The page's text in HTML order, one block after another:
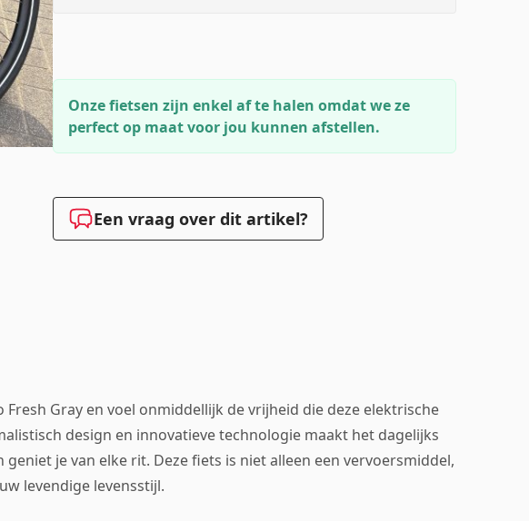
Onze fietsen zijn enkel af te halen omdat we ze
perfect op maat voor jou kunnen afstellen.
Een vraag over dit artikel?
Fresh Gray en voel onmiddellijk de vrijheid die deze elektrische
design en innovatieve technologie maakt het dagelijks
je van elke rit. Deze fiets is niet alleen een vervoersmiddel,
levendige levensstijl.